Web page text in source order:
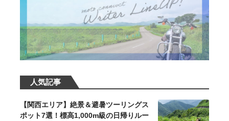
人気記事
【関西エリア】絶景＆避暑ツーリングス
ポット7選！標高1,000m級の日帰りルー